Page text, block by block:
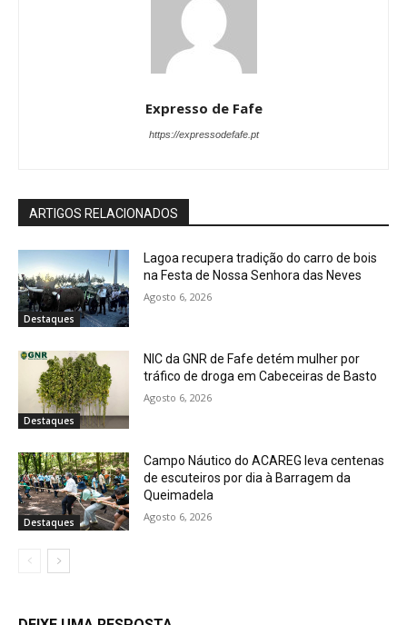
Expresso de Fafe
https://expressodefafe.pt
ARTIGOS RELACIONADOS
Destaques
Lagoa recupera tradição do carro de bois
na Festa de Nossa Senhora das Neves
Agosto 6, 2026
Destaques
NIC da GNR de Fafe detém mulher por
tráfico de droga em Cabeceiras de Basto
Agosto 6, 2026
Destaques
Campo Náutico do ACAREG leva centenas
de escuteiros por dia à Barragem da
Queimadela
Agosto 6, 2026